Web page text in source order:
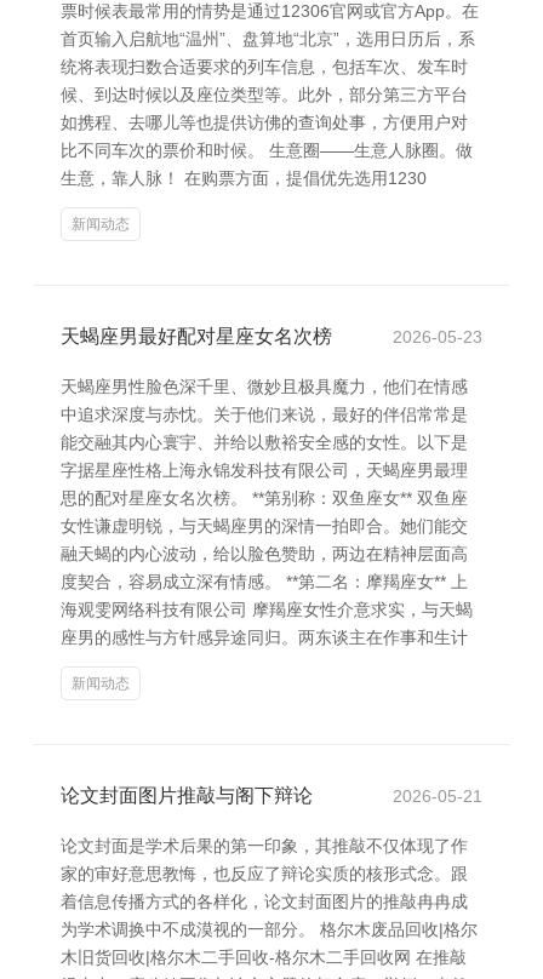
票时候表最常用的情势是通过12306官网或官方App。在
首页输入启航地“温州”、盘算地“北京”，选用日历后，系
统将表现扫数合适要求的列车信息，包括车次、发车时
候、到达时候以及座位类型等。此外，部分第三方平台
如携程、去哪儿等也提供访佛的查询处事，方便用户对
比不同车次的票价和时候。 生意圈——生意人脉圈。做
生意，靠人脉！ 在购票方面，提倡优先选用1230
新闻动态
天蝎座男最好配对星座女名次榜 2026-05-23
天蝎座男性脸色深千里、微妙且极具魔力，他们在情感
中追求深度与赤忱。关于他们来说，最好的伴侣常常是
能交融其内心寰宇、并给以敷裕安全感的女性。以下是
字据星座性格上海永锦发科技有限公司，天蝎座男最理
思的配对星座女名次榜。 **第别称：双鱼座女** 双鱼座
女性谦虚明锐，与天蝎座男的深情一拍即合。她们能交
融天蝎的内心波动，给以脸色赞助，两边在精神层面高
度契合，容易成立深有情感。 **第二名：摩羯座女** 上
海观雯网络科技有限公司 摩羯座女性介意求实，与天蝎
座男的感性与方针感异途同归。两东谈主在作事和生计
新闻动态
论文封面图片推敲与阁下辩论 2026-05-21
论文封面是学术后果的第一印象，其推敲不仅体现了作
家的审好意思教悔，也反应了辩论实质的核形式念。跟
着信息传播方式的各样化，论文封面图片的推敲冉冉成
为学术调换中不成漠视的一部分。 格尔木废品回收|格尔
木旧货回收|格尔木二手回收-格尔木二手回收网 在推敲